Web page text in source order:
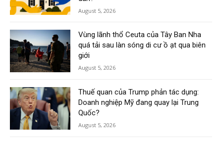
August 5, 2026
Vùng lãnh thổ Ceuta của Tây Ban Nha
quá tải sau làn sóng di cư ồ ạt qua biên
giới
August 5, 2026
Thuế quan của Trump phản tác dụng:
Doanh nghiệp Mỹ đang quay lại Trung
Quốc?
August 5, 2026